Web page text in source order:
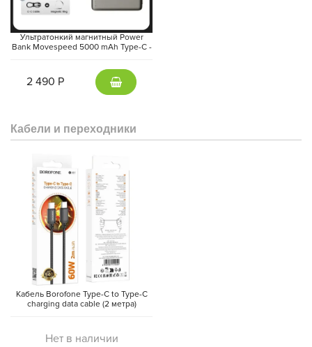
Ультратонкий магнитный Power
Bank Movespeed 5000 mAh Type-C -
2 490 Р
Кабели и переходники
Кабель Borofone Type-C to Type-C
charging data cable (2 метра)
Нет в наличии